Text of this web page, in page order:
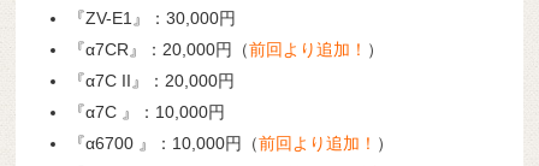
『ZV-E1』：30,000円
『α7CR』：20,000円（前回より追加！ ）
『α7C II』：20,000円
『α7C 』：10,000円
『α6700 』：10,000円（前回より追加！ ）